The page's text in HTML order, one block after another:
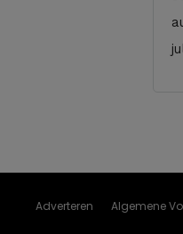
Adverteren Algemene